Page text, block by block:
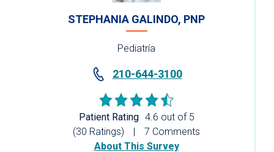
STEPHANIA GALINDO, PNP
Pediatría
210-644-3100
Patient Rating 4.6 out of 5
(30 Ratings)
7 Comments
About This Survey